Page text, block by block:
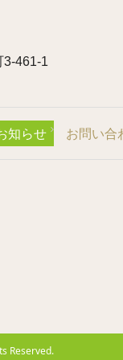
3-461-1
知らせ お問い合
Reserved.